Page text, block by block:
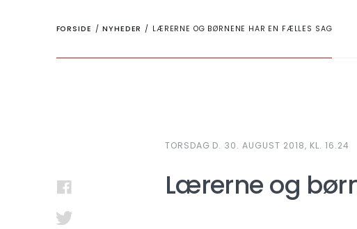
FORSIDE / NYHEDER / LÆRERNE OG BØRNENE HAR EN FÆLLES SAG
TORSDAG D. 30. AUGUST 2018, KL. 16.24
Lærerne og